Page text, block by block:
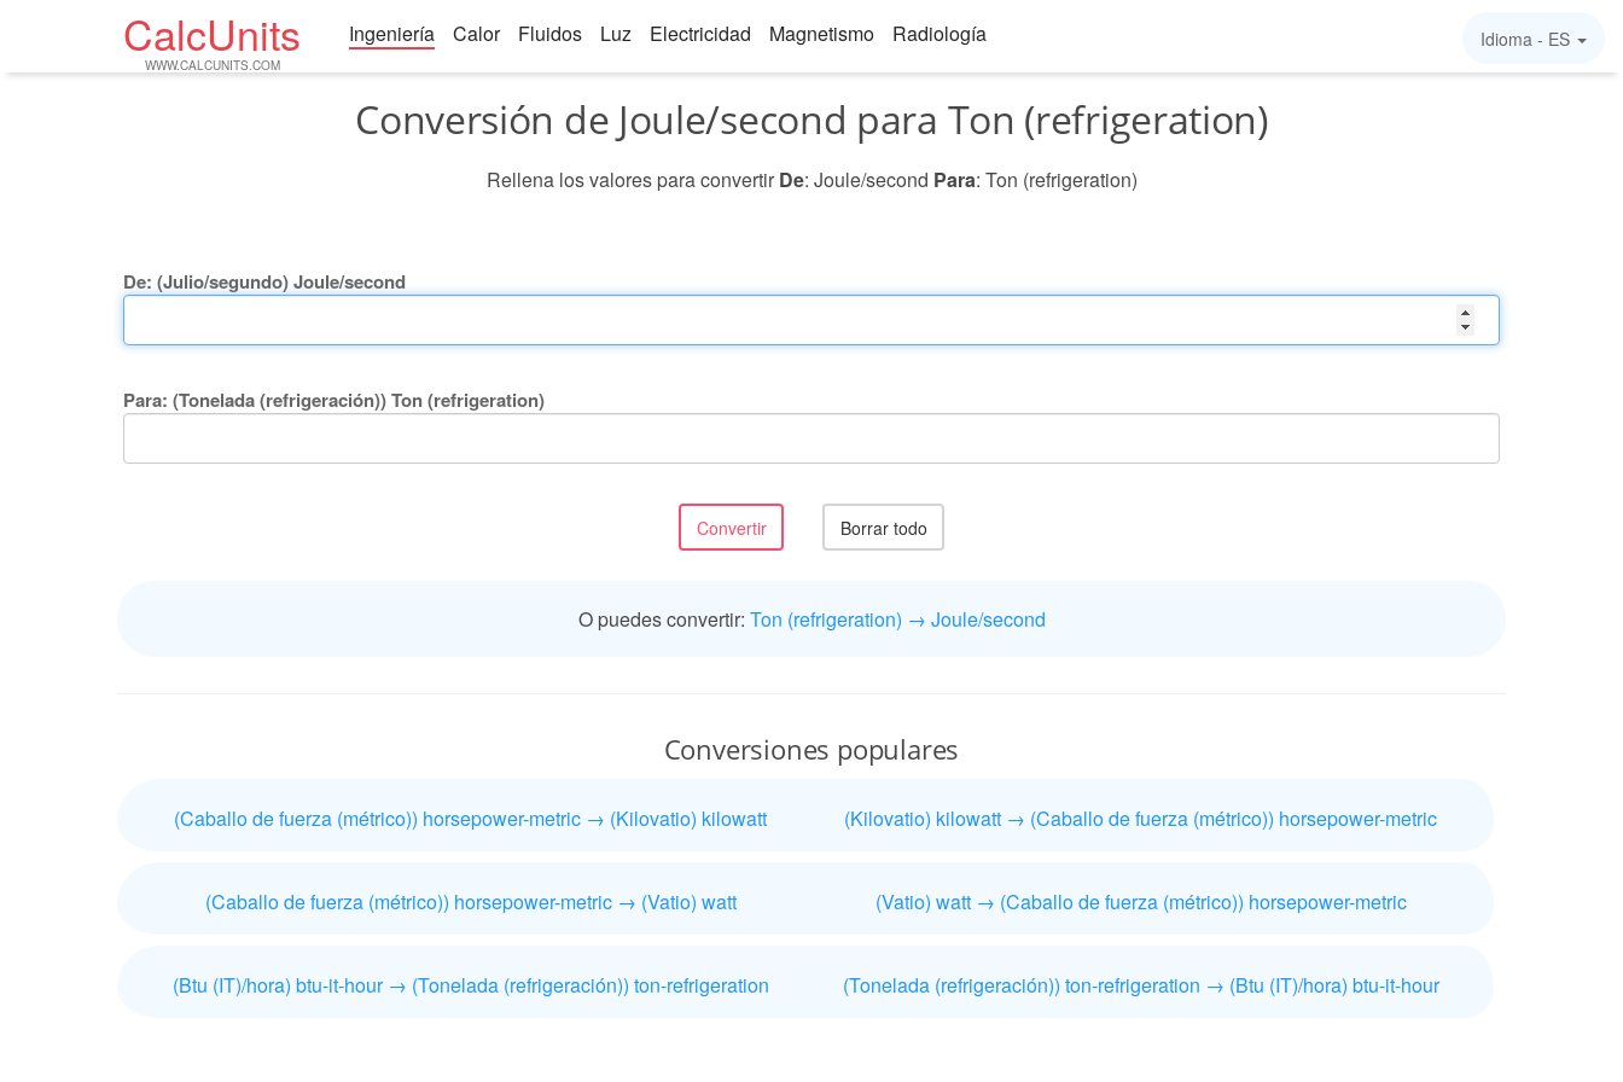
CalcUnits
WWW.CALCUNITS.COM
Ingeniería Calor Fluidos Luz Electricidad Magnetismo Radiología Idioma - ES
Conversión de Joule/second para Ton (refrigeration)
Rellena los valores para convertir De: Joule/second Para: Ton (refrigeration)
De: (Julio/segundo) Joule/second
Para: (Tonelada (refrigeración)) Ton (refrigeration)
O puedes convertir: Ton (refrigeration) → Joule/second
Conversiones populares
(Caballo de fuerza (métrico)) horsepower-metric → (Kilovatio) kilowatt (Kilovatio) kilowatt → (Caballo de fuerza (métrico)) horsepower-metric
(Caballo de fuerza (métrico)) horsepower-metric → (Vatio) watt (Vatio) watt → (Caballo de fuerza (métrico)) horsepower-metric
(Btu (IT)/hora) btu-it-hour → (Tonelada (refrigeración)) ton-refrigeration (Tonelada (refrigeración)) ton-refrigeration → (Btu (IT)/hora) btu-it-hour